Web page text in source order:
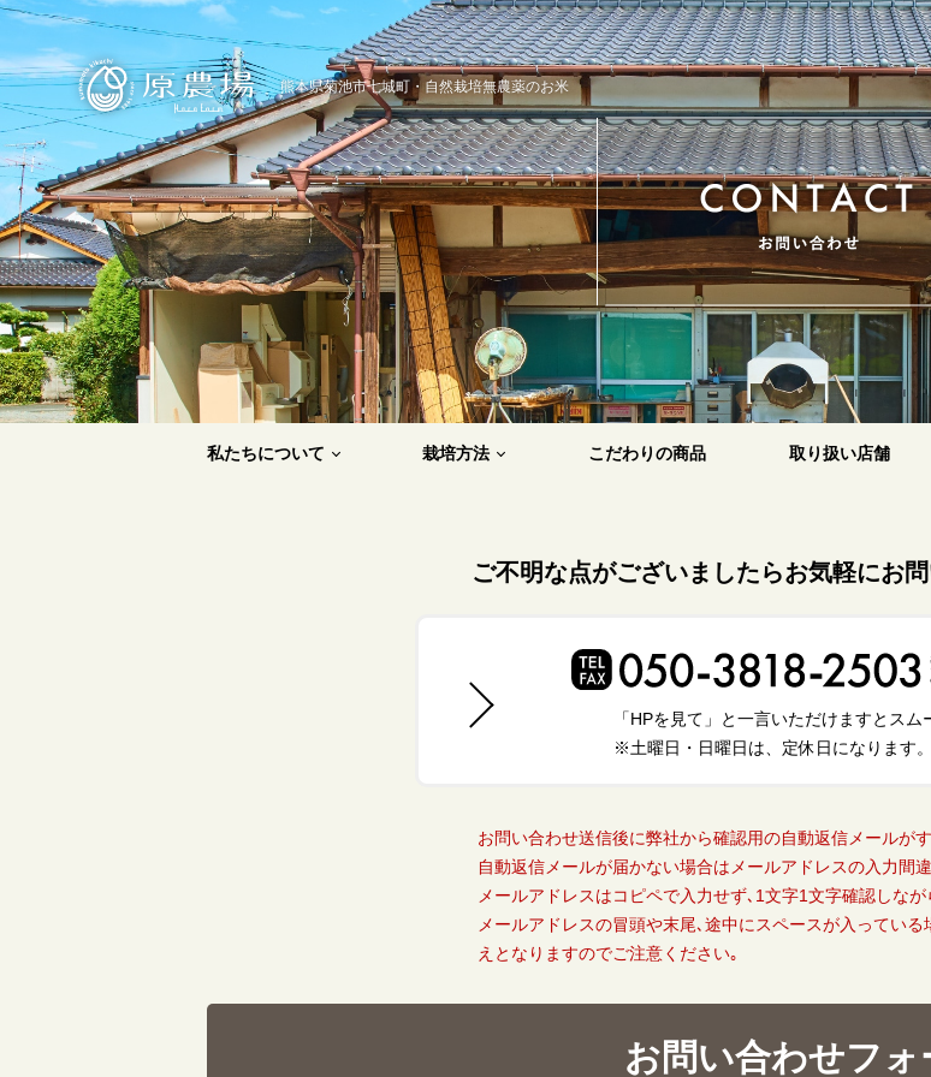
熊本県菊池市七城町・自然栽培無農薬のお米
私たちについて 栽培方法 こだわりの商品 取り扱い店舗
ご不明な点がございましたらお気軽にお
「HPを見て」と一言いただけますと スム
※土曜日・日曜日は、定休日になります。
お問い合わせ送信後に弊社から確認用の自動返信メールが
自動返信メールが届かない場合はメールアドレスの入力間
メールアドレスはコピペで入力せず､1文字1文字確認しな
メールアドレスの冒頭や末尾､途中にスペースが入ってい
えとなりますのでご注意ください｡
お問い合わせフォ